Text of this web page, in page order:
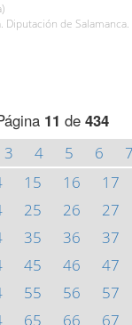
Diputación de Salamanca.
11 de 434
3 4 5 6 7
15 16 17
25 26 27
35 36 37
45 46 47
55 56 57
65 66 67